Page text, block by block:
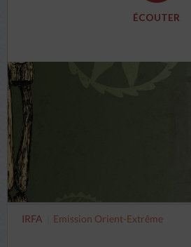
ÉCOUTER
IRFA Emission Orient-Extrême